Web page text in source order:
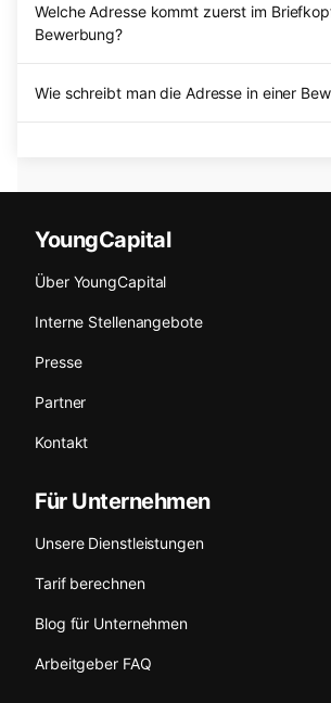
Welche Adresse kommt zuerst im
Bewerbung?
Wie schreibt man die Adresse in einer
YoungCapital
Über YoungCapital
Interne Stellenangebote
Presse
Partner
Kontakt
Für Unternehmen
Unsere Dienstleistungen
Tarif berechnen
Blog für Unternehmen
Arbeitgeber FAQ